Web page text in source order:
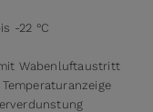
-22 °C
Wabenluftaustritt